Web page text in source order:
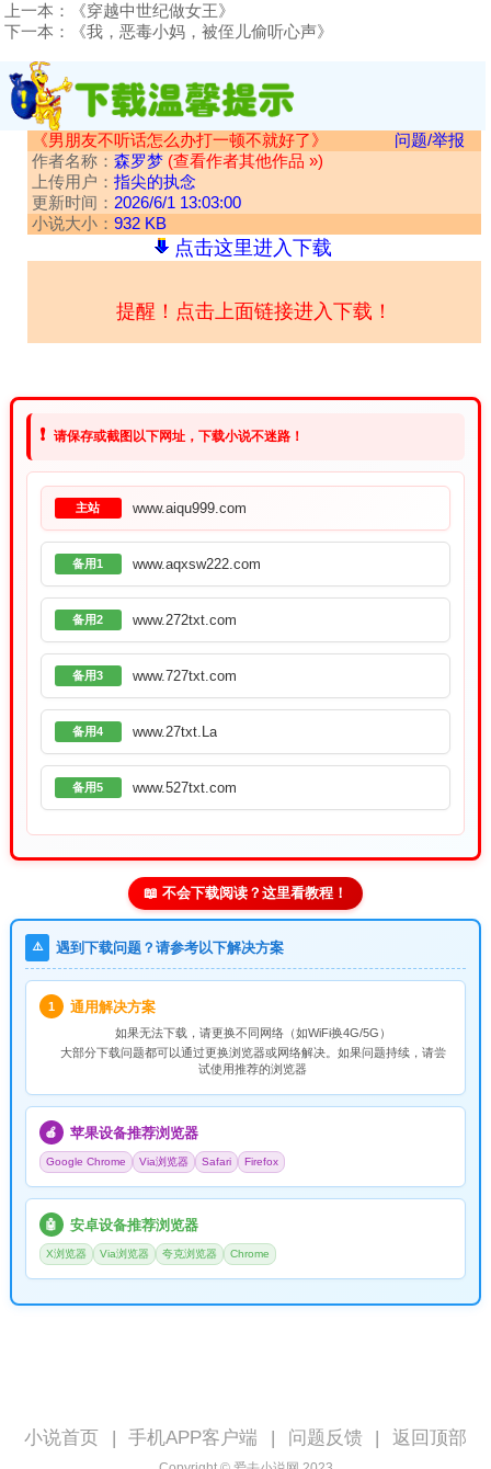
上一本：
《穿越中世纪做女王》
下一本：
《我，恶毒小妈，被侄儿偷听心声》
《男朋友不听话怎么办打一顿不就好了》
问题/举报
作者名称： 森罗梦 (查看作者其他作品 »)
上传用户： 指尖的执念
更新时间： 2026/6/1 13:03:00
小说大小： 932 KB
点击这里进入下载
提醒！点击上面链接进入下载！
❗ 请保存或截图以下网址，下载小说不迷路！
主站 www.aiqu999.com
备用1 www.aqxsw222.com
备用2 www.272txt.com
备用3 www.727txt.com
备用4 www.27txt.La
备用5 www.527txt.com
📖 不会下载阅读？这里看教程！
⚠️ 遇到下载问题？请参考以下解决方案
1 通用解决方案
如果无法下载，请更换不同网络（如WiFi换4G/5G）
大部分下载问题都可以通过更换浏览器或网络解决。如果问题持续，请尝
试使用推荐的浏览器
🍎 苹果设备推荐浏览器
Google Chrome Via浏览器 Safari Firefox
🤖 安卓设备推荐浏览器
X浏览器 Via浏览器 夸克浏览器 Chrome
小说首页 手机APP客户端 问题反馈 返回顶部